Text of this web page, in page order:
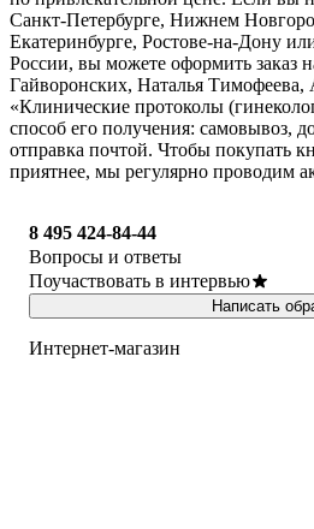
Санкт-Петербурге, Нижнем
Екатеринбурге, Ростове-на-Дону
России, вы можете оформить заказ
Гайворонских, Наталья
«Клинические протоколы
способ его получения: самовывоз,
отправка почтой. Чтобы покупать
приятнее, мы регулярно проводим
8 495 424-84-44
Вопросы и ответы
Поучаствовать в интервью
Написать
Интернет-магазин